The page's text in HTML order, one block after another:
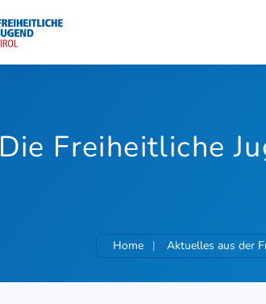
Die Freiheitliche
Home Aktuelles aus der